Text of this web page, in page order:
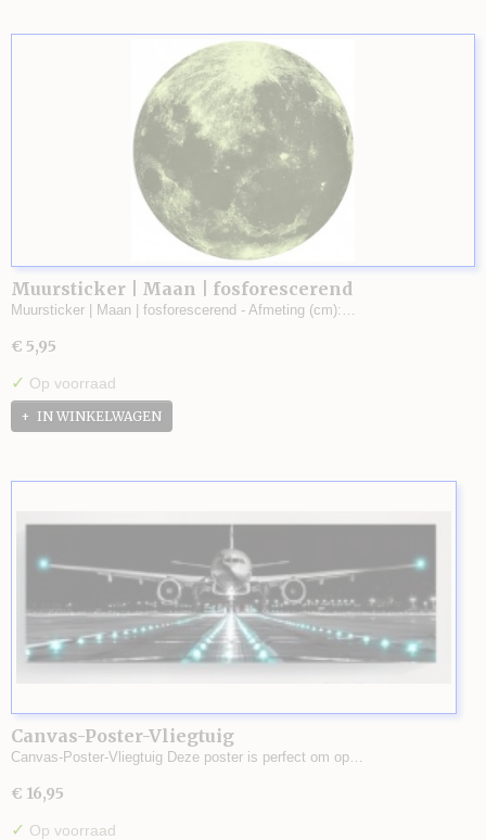
Muursticker | Maan | fosforescerend
Muursticker | Maan | fosforescerend - Afmeting (cm):…
€ 5,95
✓ Op voorraad
IN WINKELWAGEN
Canvas-Poster-Vliegtuig
Canvas-Poster-Vliegtuig Deze poster is perfect om op…
€ 16,95
✓ Op voorraad